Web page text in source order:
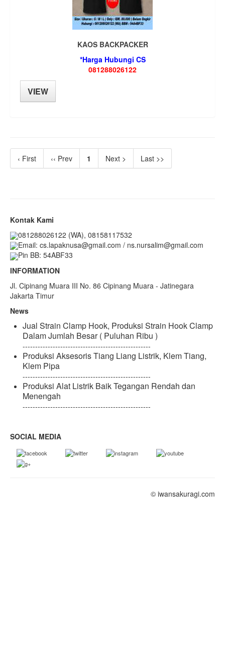
KAOS BACKPACKER
*Harga Hubungi CS
081288026122
VIEW
‹ First ‹‹ Prev 1 Next > Last >>
Kontak Kami
081288026122 (WA), 08158117532
Email: cs.lapaknusa@gmail.com / ns.nursalim@gmail.com
Pin BB: 54ABF33
INFORMATION
Jl. Cipinang Muara III No. 86 Cipinang Muara - Jatinegara
Jakarta Timur
News
Jual Strain Clamp Hook, Produksi Strain Hook Clamp
Dalam Jumlah Besar ( Puluhan Ribu )
---------------------------------------------------
Produksi Aksesoris Tiang Liang Listrik, Klem Tiang,
Klem Pipa
---------------------------------------------------
Produksi Alat Listrik Baik Tegangan Rendah dan
Menengah
---------------------------------------------------
SOCIAL MEDIA
© iwansakuragi.com